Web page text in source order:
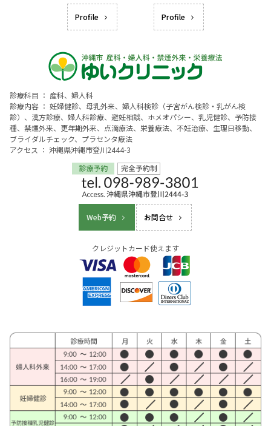
Profile Profile
診療科目 ： 産科、婦人科
診療内容 ： 妊婦健診、母乳外来、婦人科検診（子宮がん検診・乳がん検
診）、漢方診療、婦人科診療、避妊相談、ホメオパシー、乳児健診、予防接
種、禁煙外来、更年期外来、点滴療法、栄養療法、不妊治療、生理日移動、
ブライダルチェック、プラセンタ療法
アクセス ： 沖縄県沖縄市登川2444-3
Web予約 お問合せ
クレジットカード使えます